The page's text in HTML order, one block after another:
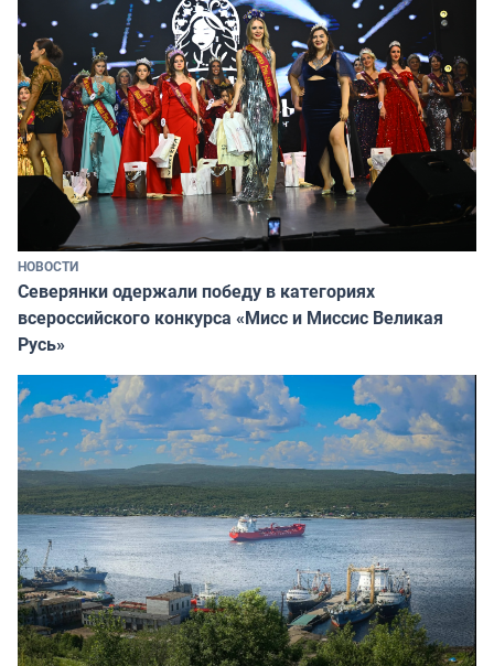
НОВОСТИ
Северянки одержали победу в категориях
всероссийского конкурса «Мисс и Миссис Великая
Русь»